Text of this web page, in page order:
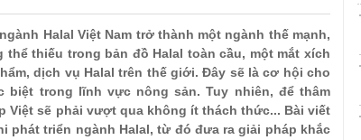
Halal Việt Nam trở thành một ngành thế mạnh,
thiếu trong bản đồ Halal toàn cầu, một mắt xích
dịch vụ Halal trên thế giới. Đây sẽ là cơ hội cho
biệt trong lĩnh vực nông sản. Tuy nhiên, để thâm
Việt sẽ phải vượt qua không ít thách thức... Bài viết
phát triển ngành Halal, từ đó đưa ra giải pháp khắc